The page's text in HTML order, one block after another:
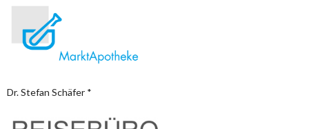
Dr. Stefan Schäfer *